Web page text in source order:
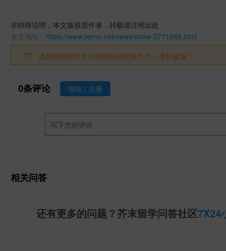
非特殊说明，本文版权原作者，转载请注明出处
本文地址： https://www.jiemo.net/news/show-2771969.html
请勿相信除官方外其他任何联系方式，谨防被骗！
0条评论 登陆 | 注册
相关问答
还有更多的问题？芥末留学问答社区7X24